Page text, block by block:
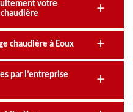
votre
chaudière à Eoux
par l’entreprise